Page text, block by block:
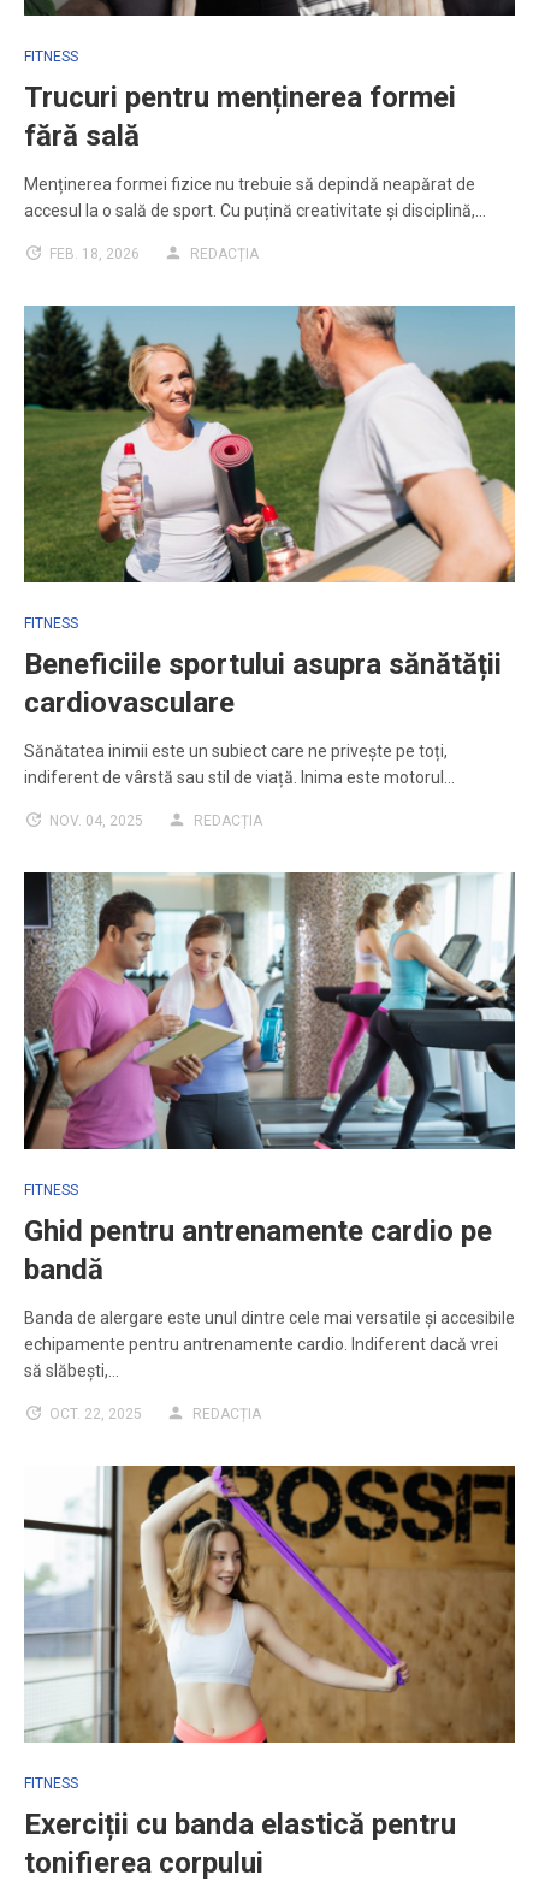
FITNESS
Trucuri pentru menținerea formei
fără sală
Menținerea formei fizice nu trebuie să depindă neapărat de
accesul la o sală de sport. Cu puțină creativitate și disciplină,…
FEB. 18, 2026 REDACȚIA
FITNESS
Beneficiile sportului asupra sănătății
cardiovasculare
Sănătatea inimii este un subiect care ne privește pe toți,
indiferent de vârstă sau stil de viață. Inima este motorul…
NOV. 04, 2025 REDACȚIA
FITNESS
Ghid pentru antrenamente cardio pe
bandă
Banda de alergare este unul dintre cele mai versatile și accesibile
echipamente pentru antrenamente cardio. Indiferent dacă vrei
să slăbești,…
OCT. 22, 2025 REDACȚIA
FITNESS
Exerciții cu banda elastică pentru
tonifierea corpului